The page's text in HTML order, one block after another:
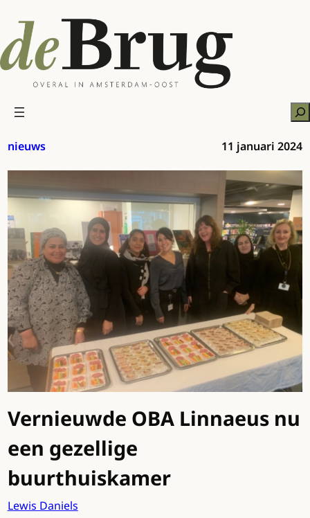
naar
de
inhoud
nieuws 11 januari 2024
Vernieuwde OBA Linnaeus nu
een gezellige
buurthuiskamer
Lewis Daniels